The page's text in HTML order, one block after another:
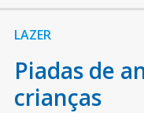
LAZER
Piadas de
crianças